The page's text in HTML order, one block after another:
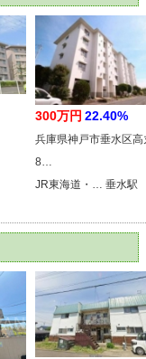
300万円 22.40%
兵庫県神戸市垂水区高
8…
JR東海道・… 垂水駅